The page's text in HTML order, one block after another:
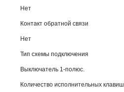
Нет
Контакт обратной связи
Нет
Тип схемы подключения
Выключатель 1-полюс.
Количество исполнительных клавиш